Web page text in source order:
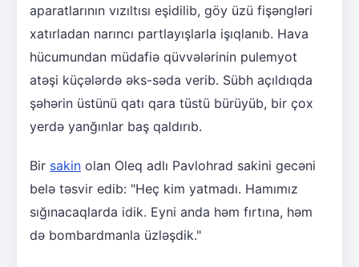
aparatlarının vızıltısı eşidilib, göy üzü fişəngləri
xatırladan narıncı partlayışlarla işıqlanıb. Hava
hücumundan müdafiə qüvvələrinin pulemyot
atəşi küçələrdə əks-səda verib. Sübh açıldıqda
şəhərin üstünü qatı qara tüstü bürüyüb, bir çox
yerdə yanğınlar baş qaldırıb.
Bir sakin olan Oleq adlı Pavlohrad sakini gecəni
belə təsvir edib: "Heç kim yatmadı. Hamımız
sığınacaqlarda idik. Eyni anda həm fırtına, həm
də bombardmanla üzləşdik."